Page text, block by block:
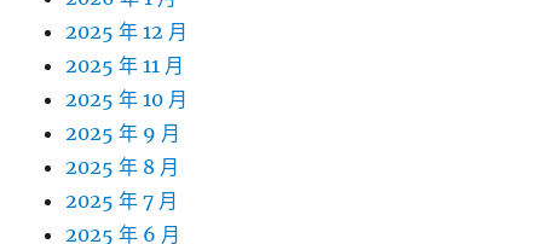
2025 年 12 月
2025 年 11 月
2025 年 10 月
2025 年 9 月
2025 年 8 月
2025 年 7 月
2025 年 6 月